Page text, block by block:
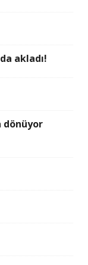
akladı!
dönüyor